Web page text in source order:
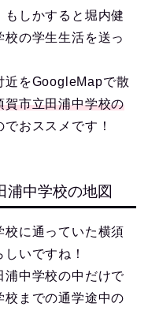
しかすると堀内健
の学生生活を送っ
近をGoogleMapで散
賀市立田浦中学校の
でおススメです！
浦中学校の地図
校に通っていた横須
いですね！
浦中学校の中だけで
校までの通学途中の